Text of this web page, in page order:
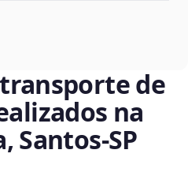
de
na
Santos‑SP